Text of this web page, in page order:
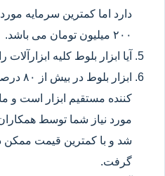
دارد اما کمترین سرمایه
۲۰۰ میلیون تومان می باشد.
آیا ابزار بلوط کلیه
ابزار
کننده مستقیم ابزار است و
مورد نیاز شما توسط
شد و با کمترین قیمت ممکن
گرفت.